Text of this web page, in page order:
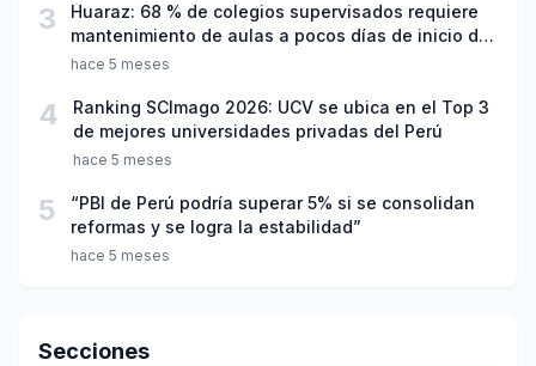
3
Huaraz: 68 % de colegios supervisados requiere
mantenimiento de aulas a pocos días de inicio del
año escolar 2026
hace 5 meses
4
Ranking SCImago 2026: UCV se ubica en el Top 3
de mejores universidades privadas del Perú
hace 5 meses
5
“PBI de Perú podría superar 5% si se consolidan
reformas y se logra la estabilidad”
hace 5 meses
Secciones